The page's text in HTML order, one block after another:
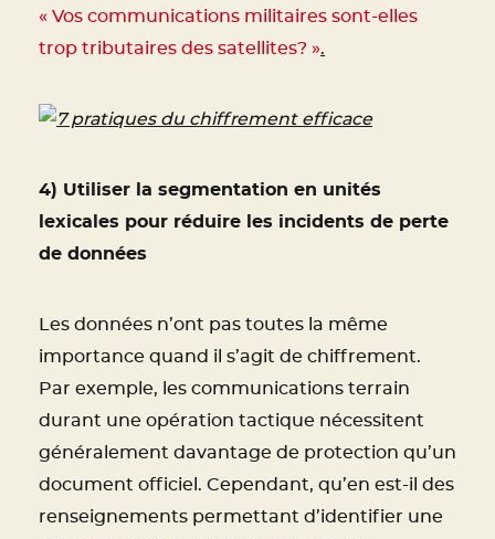
« Vos communications militaires sont-elles
trop tributaires des satellites? ».
4) Utiliser la segmentation en unités
lexicales pour réduire les incidents de perte
de données
Les données n’ont pas toutes la même
importance quand il s’agit de chiffrement.
Par exemple, les communications terrain
durant une opération tactique nécessitent
généralement davantage de protection qu’un
document officiel. Cependant, qu’en est-il des
renseignements permettant d’identifier une